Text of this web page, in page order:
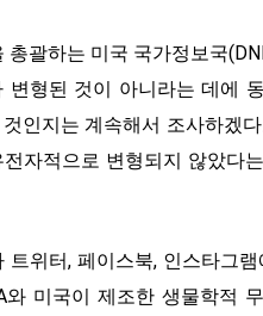
괄하는 미국 국가정보국
형된 것이 아니라는 데에
인지는 계속해서 조사하겠
자적으로 변형되지 않았다
위터, 페이스북, 인스타그
미국이 제조한 생물학적